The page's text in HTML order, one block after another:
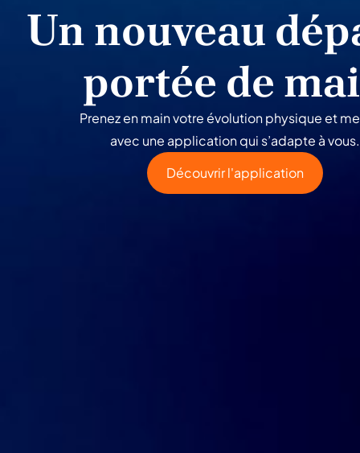
Un nouveau
portée de
Prenez en main votre évolution physique et
avec une application qui s’adapte à vous.
Découvrir l'application